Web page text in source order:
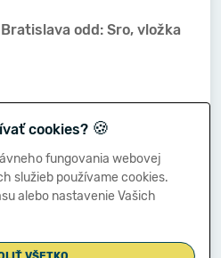
odd: Sro, vložka
cookies? 🍪
fungovania webovej
služieb používame cookies.
alebo nastavenie Vašich